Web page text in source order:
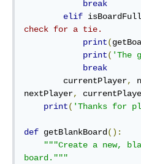
break
elif isBoardFull
check for a tie.
print(
print( 'The
break
        currentPlayer
,
nextPlayer,
print( 'Thanks for
def getBlankBoard ():
"""Create a new,
board."""